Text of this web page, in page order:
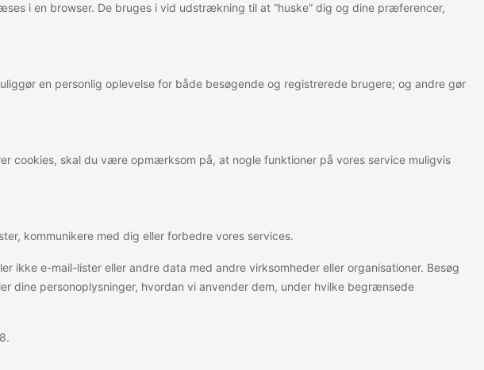
i en browser. De bruges i vid udstrækning til at “huske” dig og dine præferencer,
en personlig oplevelse for både besøgende og registrerede brugere; og andre gør
cookies, skal du være opmærksom på, at nogle funktioner på vores service muligvis
kommunikere med dig eller forbedre vores services.
ikke e-mail-lister eller andre data med andre virksomheder eller organisationer. Besøg
dine personoplysninger, hvordan vi anvender dem, under hvilke begrænsede